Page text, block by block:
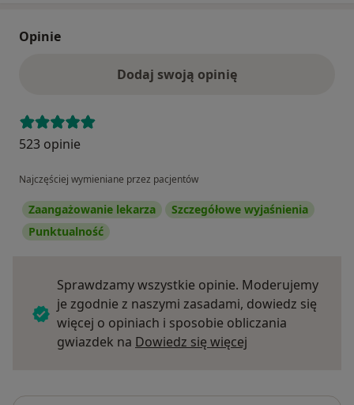
Opinie
Dodaj swoją opinię
523 opinie
Najczęściej wymieniane przez pacjentów
Zaangażowanie lekarza
Szczegółowe wyjaśnienia
Punktualność
Sprawdzamy wszystkie opinie. Moderujemy
je zgodnie z naszymi zasadami, dowiedz się
więcej o opiniach i sposobie obliczania
gwiazdek na Dowiedz się więcej